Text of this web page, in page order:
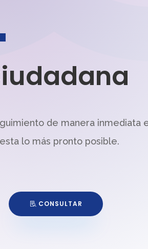
de manera inmediata
lo más pronto posible.
CONSULTAR